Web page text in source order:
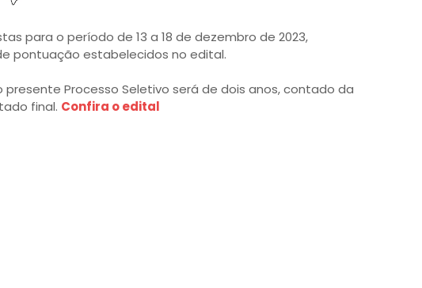
para o período de 13 a 18 de dezembro de 2023,
pontuação estabelecidos no edital.
presente Processo Seletivo será de dois anos, contado da
final. Confira o edital